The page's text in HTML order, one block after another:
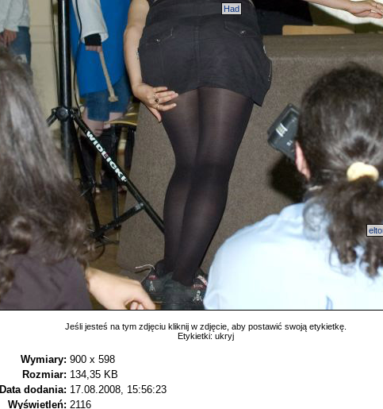
Had
Jeśli jesteś na tym zdjęciu kliknij w zdjęcie, aby postawić swoją etykietkę.
Etykietki: ukryj
Wymiary: 900 x 598
Rozmiar: 134,35 KB
Data dodania: 17.08.2008, 15:56:23
Wyświetleń: 2116